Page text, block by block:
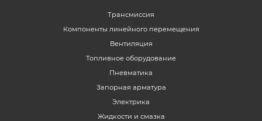
Трансмиссия
Компоненты линейного перемещения
Вентиляция
Топливное оборудование
Пневматика
Запорная арматура
Электрика
Жидкости и смазка